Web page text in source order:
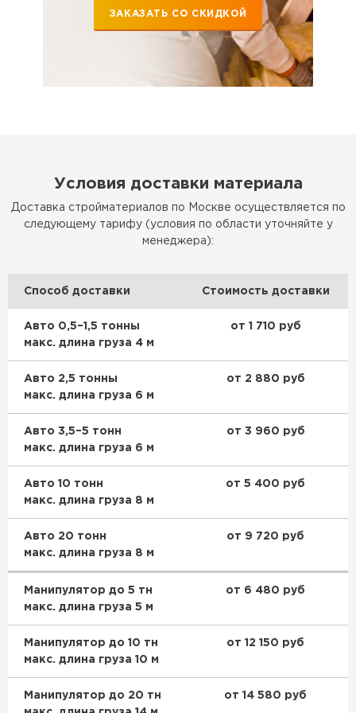
ЗАКАЗАТЬ СО СКИДКОЙ
Условия доставки материала
Доставка стройматериалов по Москве осуществляется по
следующему тарифу (условия по области уточняйте у
менеджера):
Способ доставки Стоимость доставки
Авто 0,5–1,5 тонны
макс. длина груза 4 м
от 1 710 руб
Авто 2,5 тонны
макс. длина груза 6 м
от 2 880 руб
Авто 3,5–5 тонн
макс. длина груза 6 м
от 3 960 руб
Авто 10 тонн
макс. длина груза 8 м
от 5 400 руб
Авто 20 тонн
макс. длина груза 8 м
от 9 720 руб
Манипулятор до 5 тн
макс. длина груза 5 м
от 6 480 руб
Манипулятор до 10 тн
макс. длина груза 10 м
от 12 150 руб
Манипулятор до 20 тн
от 14 580 руб
Утеплитель Эковер
ПЕРЕЙТИ
Утеплитель Тимплэкс
ПЕРЕЙТИ
ПЕРЕЙТИ
Утеплитель Термит
Утеплитель Теплекс
Рулонная кровля Брит
Утеплитель Knauf
Утеплитель Термит
Утеплитель Isotec
Утеплитель Брит
Утеплитель Xotpipe